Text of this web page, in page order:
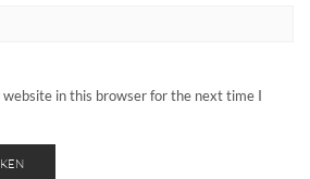
website in this browser for the next time I